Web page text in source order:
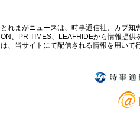
とれまがニュースは、時事通信社、カブ
ON、PR TIMES、LEAFHIDEから情報提
は、当サイトにて配信される情報を用いて